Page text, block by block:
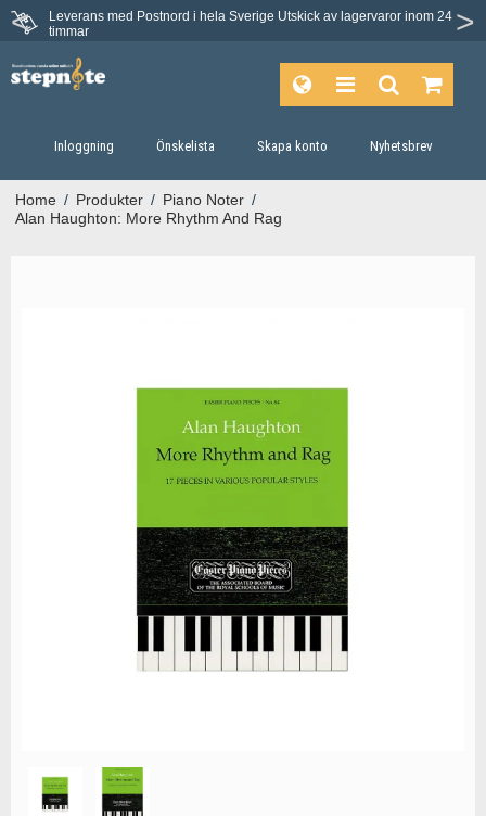
Leverans med Postnord i hela Sverige Utskick av lagervaror inom 24
timmar
Inloggning Önskelista Skapa konto Nyhetsbrev
Home / Produkter / Piano Noter /
Alan Haughton: More Rhythm And Rag